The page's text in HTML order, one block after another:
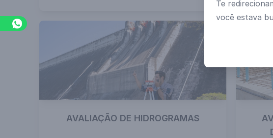
AVALIAÇÃO DE HIDROGRAMAS
Te
você estava